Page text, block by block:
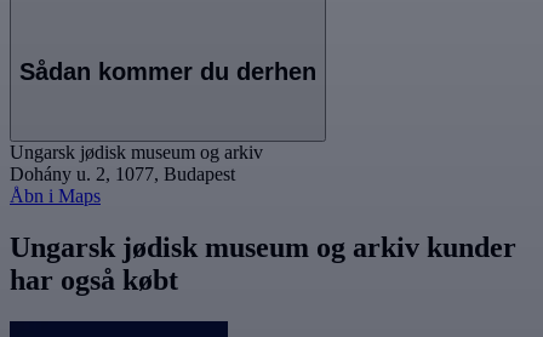
Sådan kommer du derhen
Ungarsk jødisk museum og arkiv
Dohány u. 2, 1077, Budapest
Åbn i Maps
Ungarsk jødisk museum og arkiv kunder
har også købt